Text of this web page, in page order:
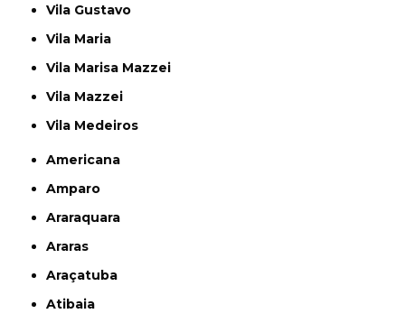
Vila Gustavo
Vila Maria
Vila Marisa Mazzei
Vila Mazzei
Vila Medeiros
Americana
Amparo
Araraquara
Araras
Araçatuba
Atibaia